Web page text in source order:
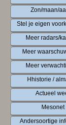
Zon/maan/
Stel je eigen
Meer radars/
Meer
Meer
Hhistorie /
Actueel
Mesonet
Andersoortige